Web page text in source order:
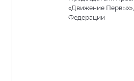
«Движение
Федерации